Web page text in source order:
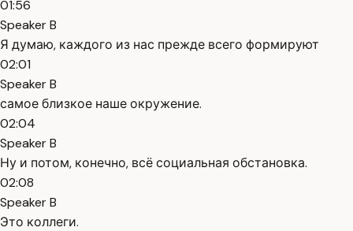
01:56
Speaker B
Я думаю, каждого из нас прежде всего формируют
02:01
Speaker B
самое близкое наше окружение.
02:04
Speaker B
Ну и потом, конечно, всё социальная обстановка.
02:08
Speaker B
Это коллеги.